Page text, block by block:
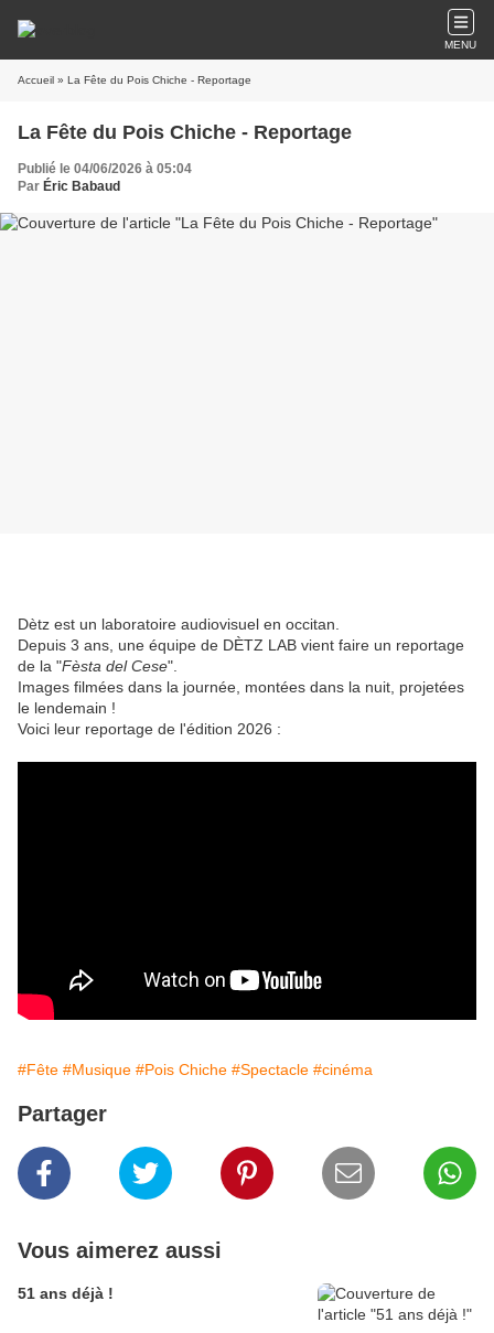
MENU
Accueil » La Fête du Pois Chiche - Reportage
La Fête du Pois Chiche - Reportage
Publié le 04/06/2026 à 05:04
Par Éric Babaud
Dètz est un laboratoire audiovisuel en occitan.
Depuis 3 ans, une équipe de DÈTZ LAB vient faire un reportage
de la "Fèsta del Cese".
Images filmées dans la journée, montées dans la nuit, projetées
le lendemain !
Voici leur reportage de l'édition 2026 :
#Fête #Musique #Pois Chiche #Spectacle #cinéma
Partager
Vous aimerez aussi
51 ans déjà !